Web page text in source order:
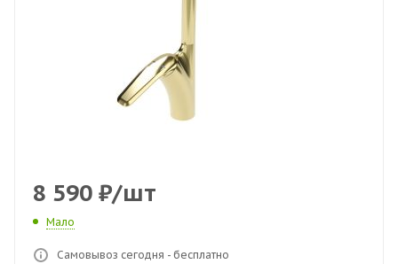
8 590 ₽/шт
Мало
Самовывоз сегодня - бесплатно